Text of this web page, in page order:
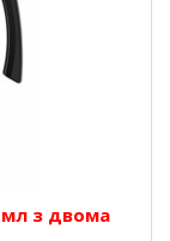
мл з двома